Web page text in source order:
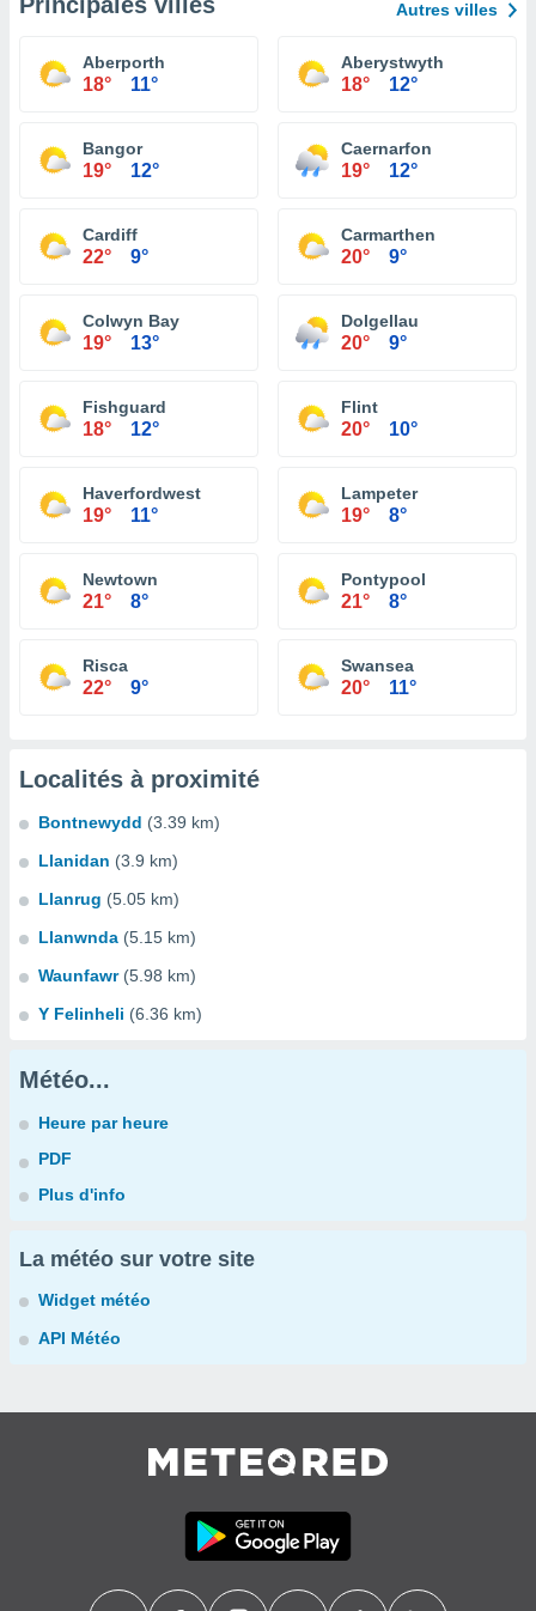
Autres villes
Aberporth
18° 11°
Aberystwyth
18° 12°
Bangor
19° 12°
Caernarfon
19° 12°
Cardiff
22° 9°
Carmarthen
20° 9°
Colwyn Bay
19° 13°
Dolgellau
20° 9°
Fishguard
18° 12°
Flint
20° 10°
Haverfordwest
19° 11°
Lampeter
19° 8°
Newtown
21° 8°
Pontypool
21° 8°
Risca
22° 9°
Swansea
20° 11°
Localités à proximité
Bontnewydd (3.39 km)
Llanidan (3.9 km)
Llanrug (5.05 km)
Llanwnda (5.15 km)
Waunfawr (5.98 km)
Y Felinheli (6.36 km)
Météo...
Heure par heure
PDF
Plus d'info
La météo sur votre site
Widget météo
API Météo